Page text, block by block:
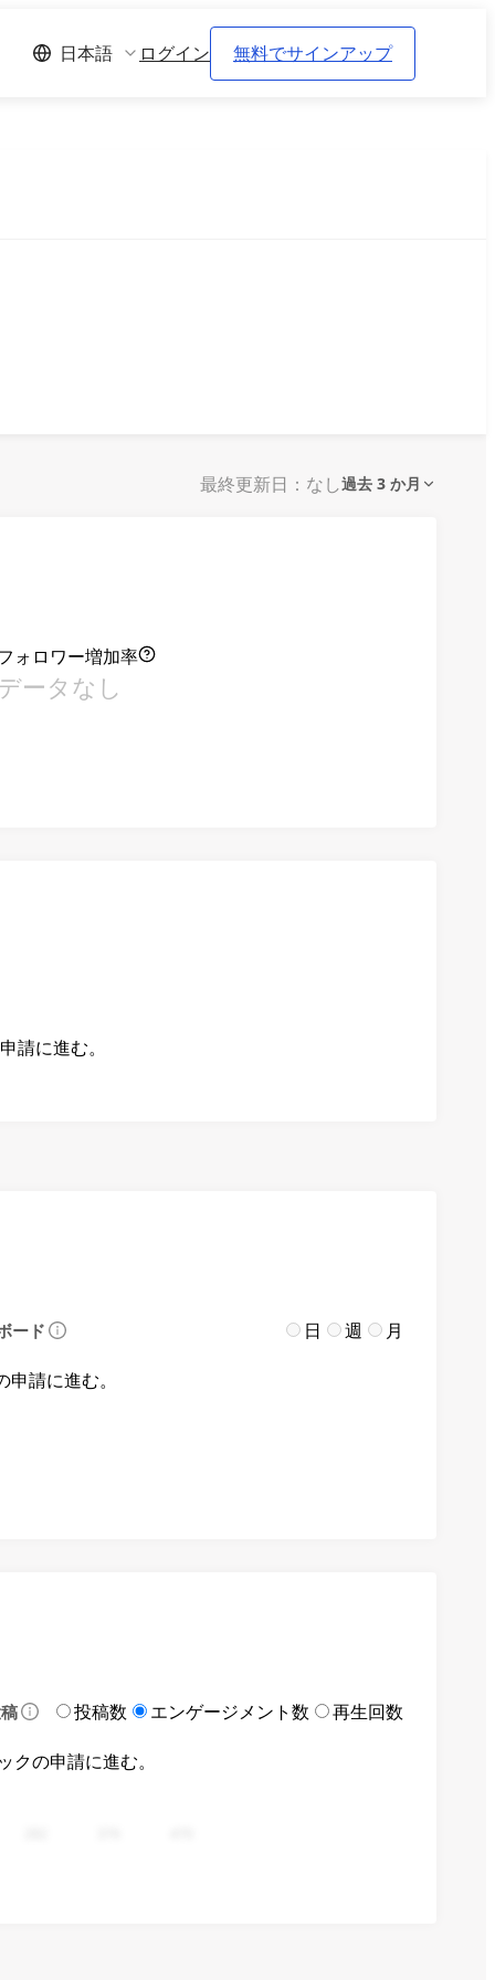
日本語 ログイン 無料でサインアップ
最終更新日：なし過去 3 か月
ォロワー増加率
ータなし
請に進む。
ード 日 週 月
請に進む。
投稿数 エンゲージメント数 再生回数
の申請に進む。